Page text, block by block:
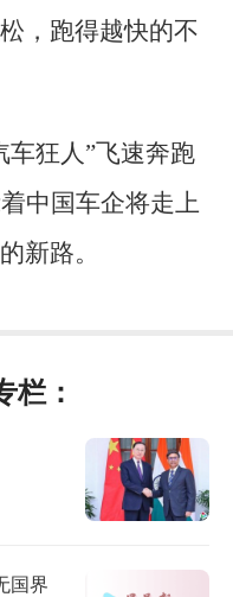
，跑得越快的不
车狂人”飞速奔跑
中国车企将走上
新路。
栏：
国界